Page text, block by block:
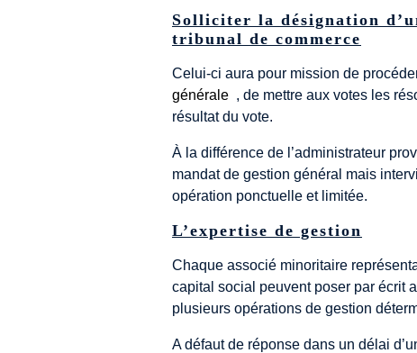
Solliciter la désignation
tribunal de commerce
Celui-ci aura pour mission de
générale , de mettre aux votes les
résultat du vote.
À la différence de l’administrateur
mandat de gestion général mais
opération ponctuelle et limitée.
L’expertise de gestion
Chaque associé minoritaire
capital social peuvent poser par écrit
plusieurs opérations de gestion
A défaut de réponse dans un délai